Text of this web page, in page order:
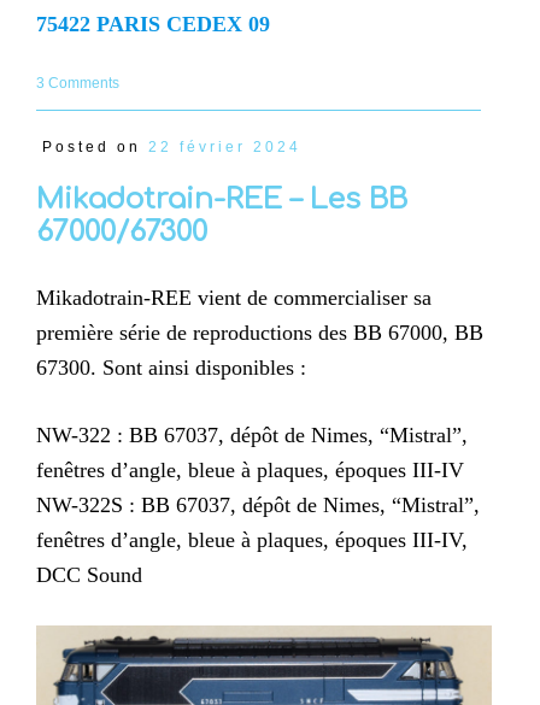
75422 PARIS CEDEX 09
3 Comments
Posted on 22 février 2024
Mikadotrain-REE – Les BB
67000/67300
Mikadotrain-REE vient de commercialiser sa
première série de reproductions des BB 67000, BB
67300. Sont ainsi disponibles :
NW-322 : BB 67037, dépôt de Nimes, “Mistral”,
fenêtres d’angle, bleue à plaques, époques III-IV
NW-322S : BB 67037, dépôt de Nimes, “Mistral”,
fenêtres d’angle, bleue à plaques, époques III-IV,
DCC Sound